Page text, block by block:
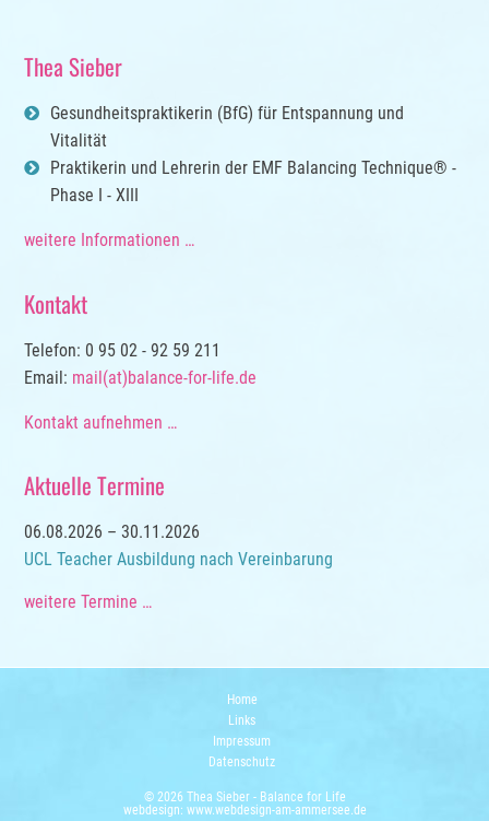
Thea Sieber
Gesundheitspraktikerin (BfG) für Entspannung und
Vitalität
Praktikerin und Lehrerin der EMF Balancing Technique® -
Phase I - XIII
weitere Informationen …
Kontakt
Telefon: 0 95 02 - 92 59 211
Email: mail(at)balance-for-life.de
Kontakt aufnehmen …
Aktuelle Termine
06.08.2026 – 30.11.2026
UCL Teacher Ausbildung nach Vereinbarung
weitere Termine …
Home
Links
Impressum
Datenschutz
© 2026 Thea Sieber - Balance for Life
webdesign: www.webdesign-am-ammersee.de